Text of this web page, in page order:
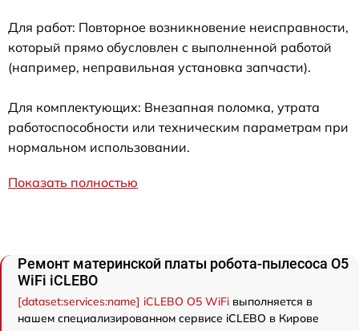
Для работ: Повторное возникновение неисправности,
который прямо обусловлен с выполненной работой
(например, неправильная установка запчасти).
Для комплектующих: Внезапная поломка, утрата
работоспособности или техническим параметрам при
нормальном использовании.
Показать полностью
Ремонт материнской платы робота-пылесоса O5
WiFi iCLEBO
[dataset:services:name] iCLEBO O5 WiFi выполняется в
нашем специализированном сервисе iCLEBO в Кирове